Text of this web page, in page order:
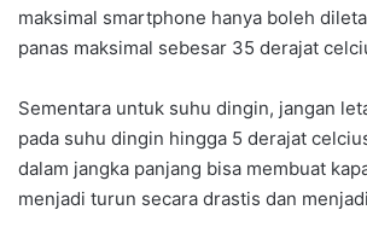
maksimal smartphone hanya boleh
panas maksimal sebesar 35 derajat
Sementara untuk suhu dingin, jangan
pada suhu dingin hingga 5 derajat
dalam jangka panjang bisa membuat
menjadi turun secara drastis dan